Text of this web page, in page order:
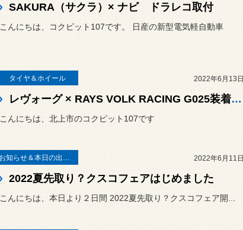
SAKURA（サクラ）× ナビ ドラレコ取付
こんにちは、コクピット107です。 日産の新型電気軽自動車
タイヤ＆ホイール 2022年6月13日
レヴォーグ × RAYS VOLK RACING G025装着とお知らせ
こんにちは、北上市のコクピット107です
お知らせ＆本日の出来事 2022年6月11日
2022夏先取り？クスコフェアはじめました
こんにちは、本日より２日間 2022夏先取り？クスコフェア開...